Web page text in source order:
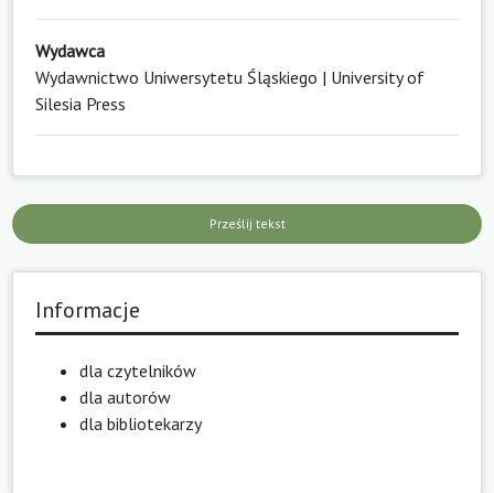
Wydawca
Wydawnictwo Uniwersytetu Śląskiego | University of
Silesia Press
Prześlij tekst
Informacje
dla czytelników
dla autorów
dla bibliotekarzy